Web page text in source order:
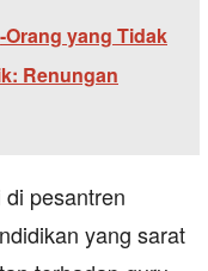
yang Tidak
Renungan
pesantren
yang sarat